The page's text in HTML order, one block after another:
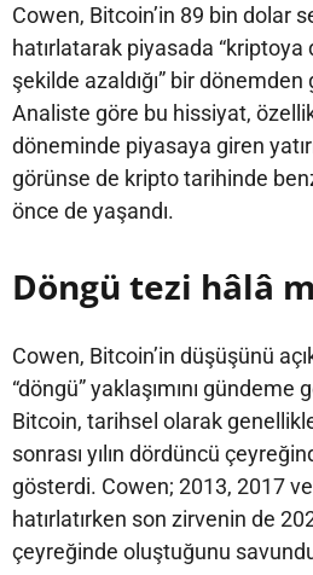
Cowen, Bitcoin’in 89 bin dolar
hatırlatarak piyasada “kriptoya
şekilde azaldığı” bir
Analiste göre bu hissiyat,
döneminde piyasaya giren
görünse de kripto tarihinde
önce de yaşandı.
Döngü tezi hâlâ
Cowen, Bitcoin’in düşüşünü
“döngü” yaklaşımını
Bitcoin, tarihsel olarak
sonrası yılın dördüncü
gösterdi. Cowen; 2013, 2017
hatırlatırken son zirvenin de
çeyreğinde oluştuğunu